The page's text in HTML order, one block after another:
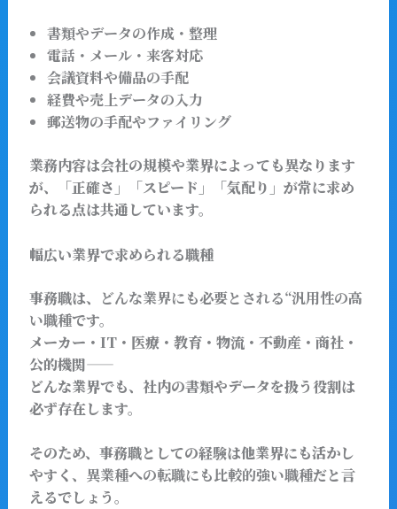
書類やデータの作成・整理
電話・メール・来客対応
会議資料や備品の手配
経費や売上データの入力
郵送物の手配やファイリング
業務内容は会社の規模や業界によっても異なります
が、「正確さ」「スピード」「気配り」が常に求め
られる点は共通しています。
幅広い業界で求められる職種
事務職は、
どんな業界にも必要とされる“汎用性の高
い職種です。
メーカー・IT・医療・教育・物流・不動産・商社・
公的機関――
どんな業界でも、社内の書類やデータを扱う役割は
必ず存在します。
そのため、事務職としての経験は他業界にも活かし
やすく、 異業種への転職にも比較的強い職種だと言
えるでしょう。